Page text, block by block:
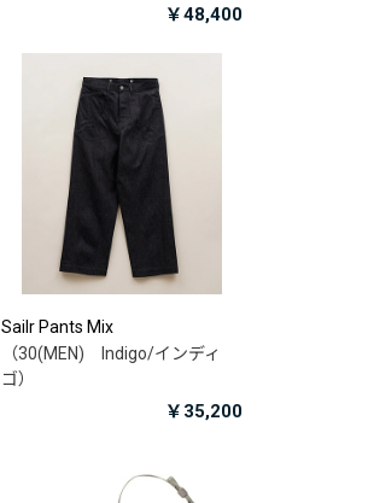
￥48,400
Sailr Pants Mix
（30(MEN) Indigo/インディ
ゴ）
￥35,200